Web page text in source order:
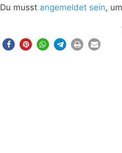
Du musst angemeldet sein,